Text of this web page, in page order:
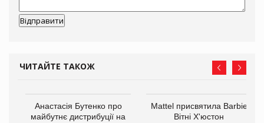
ЧИТАЙТЕ ТАКОЖ
Анастасія Бутенко про
майбутнє дистрибуції на
Mattel присвятила Barbie
Вітні Х'юстон